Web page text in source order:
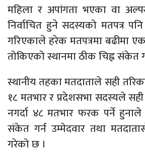
महिला र अपांगता भएका वा
निर्वाचित हुने सदस्यको मतपत्र
गरिएकाले हरेक मतपत्रमा बढीमा
तोकिएको स्थानमा ठीक चिह्न संकेत
स्थानीय तहका मतदाताले सही
१८ मतभार र प्रदेशसभा सदस्यले
नगर्दा ४८ मतभार फरक पर्ने
संकेत गर्न उम्मेदवार तथा
गरेको छ ।